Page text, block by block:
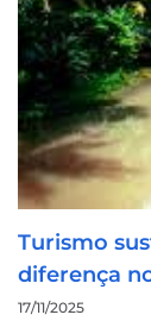
Turismo
diferença
17/11/2025